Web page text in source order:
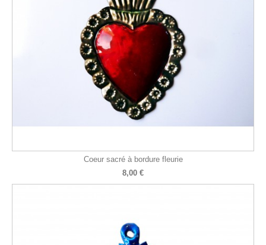
Coeur sacré à bordure fleurie
8,00 €